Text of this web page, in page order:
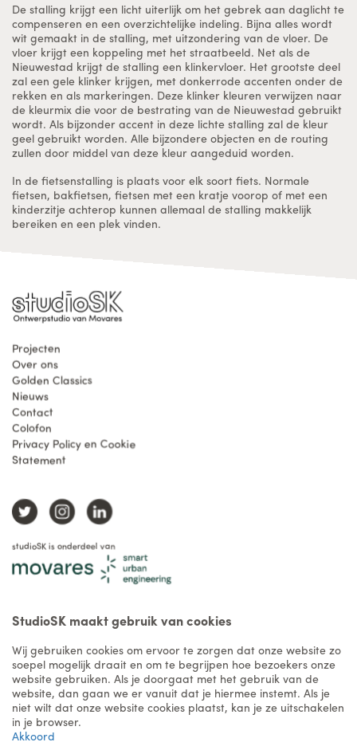
De stalling krijgt een licht uiterlijk om het gebrek aan daglicht te
compenseren en een overzichtelijke indeling. Bijna alles wordt
wit gemaakt in de stalling, met uitzondering van de vloer. De
vloer krijgt een koppeling met het straatbeeld. Net als de
Nieuwestad krijgt de stalling een klinkervloer. Het grootste deel
zal een gele klinker krijgen, met donkerrode accenten onder de
rekken en als markeringen. Deze klinker kleuren verwijzen naar
de kleurmix die voor de bestrating van de Nieuwestad gebruikt
wordt. Als bijzonder accent in deze lichte stalling zal de kleur
geel gebruikt worden. Alle bijzondere objecten en de routing
zullen door middel van deze kleur aangeduid worden.
In de fietsenstalling is plaats voor elk soort fiets. Normale
fietsen, bakfietsen, fietsen met een kratje voorop of met een
kinderzitje achterop kunnen allemaal de stalling makkelijk
bereiken en een plek vinden.
Projecten
Over ons
Golden Classics
Nieuws
Contact
Colofon
Privacy Policy en Cookie
Statement
studioSK is onderdeel van
StudioSK maakt gebruik van cookies
Wij gebruiken cookies om ervoor te zorgen dat onze website zo
soepel mogelijk draait en om te begrijpen hoe bezoekers onze
website gebruiken. Als je doorgaat met het gebruik van de
website, dan gaan we er vanuit dat je hiermee instemt. Als je
niet wilt dat onze website cookies plaatst, kan je ze uitschakelen
in je browser.
Akkoord